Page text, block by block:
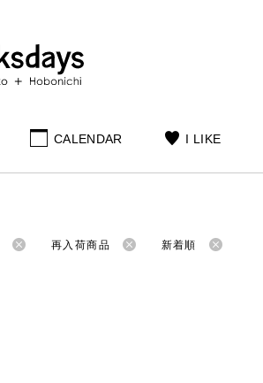
CALENDAR I LIKE
再入荷商品 新着順